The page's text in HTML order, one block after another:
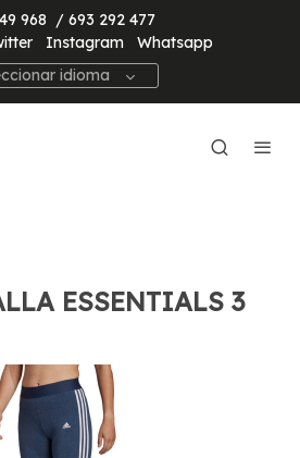
968 / 693 292 477
Instagram
Whatsapp
idioma
ESSENTIALS 3